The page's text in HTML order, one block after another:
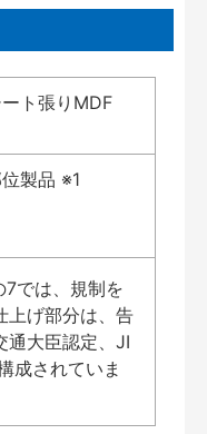
ト張りMDF
製品 ※1
では、規制を
上げ部分は、告
通大臣認定、JI
されていま